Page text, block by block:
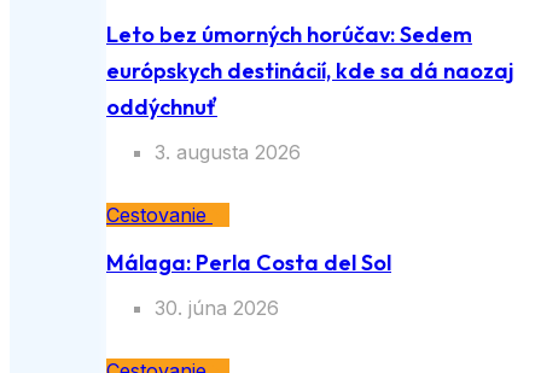
Leto bez úmorných horúčav: Sedem
európskych destinácií, kde sa dá naozaj
oddýchnuť
3. augusta 2026
Cestovanie
Málaga: Perla Costa del Sol
30. júna 2026